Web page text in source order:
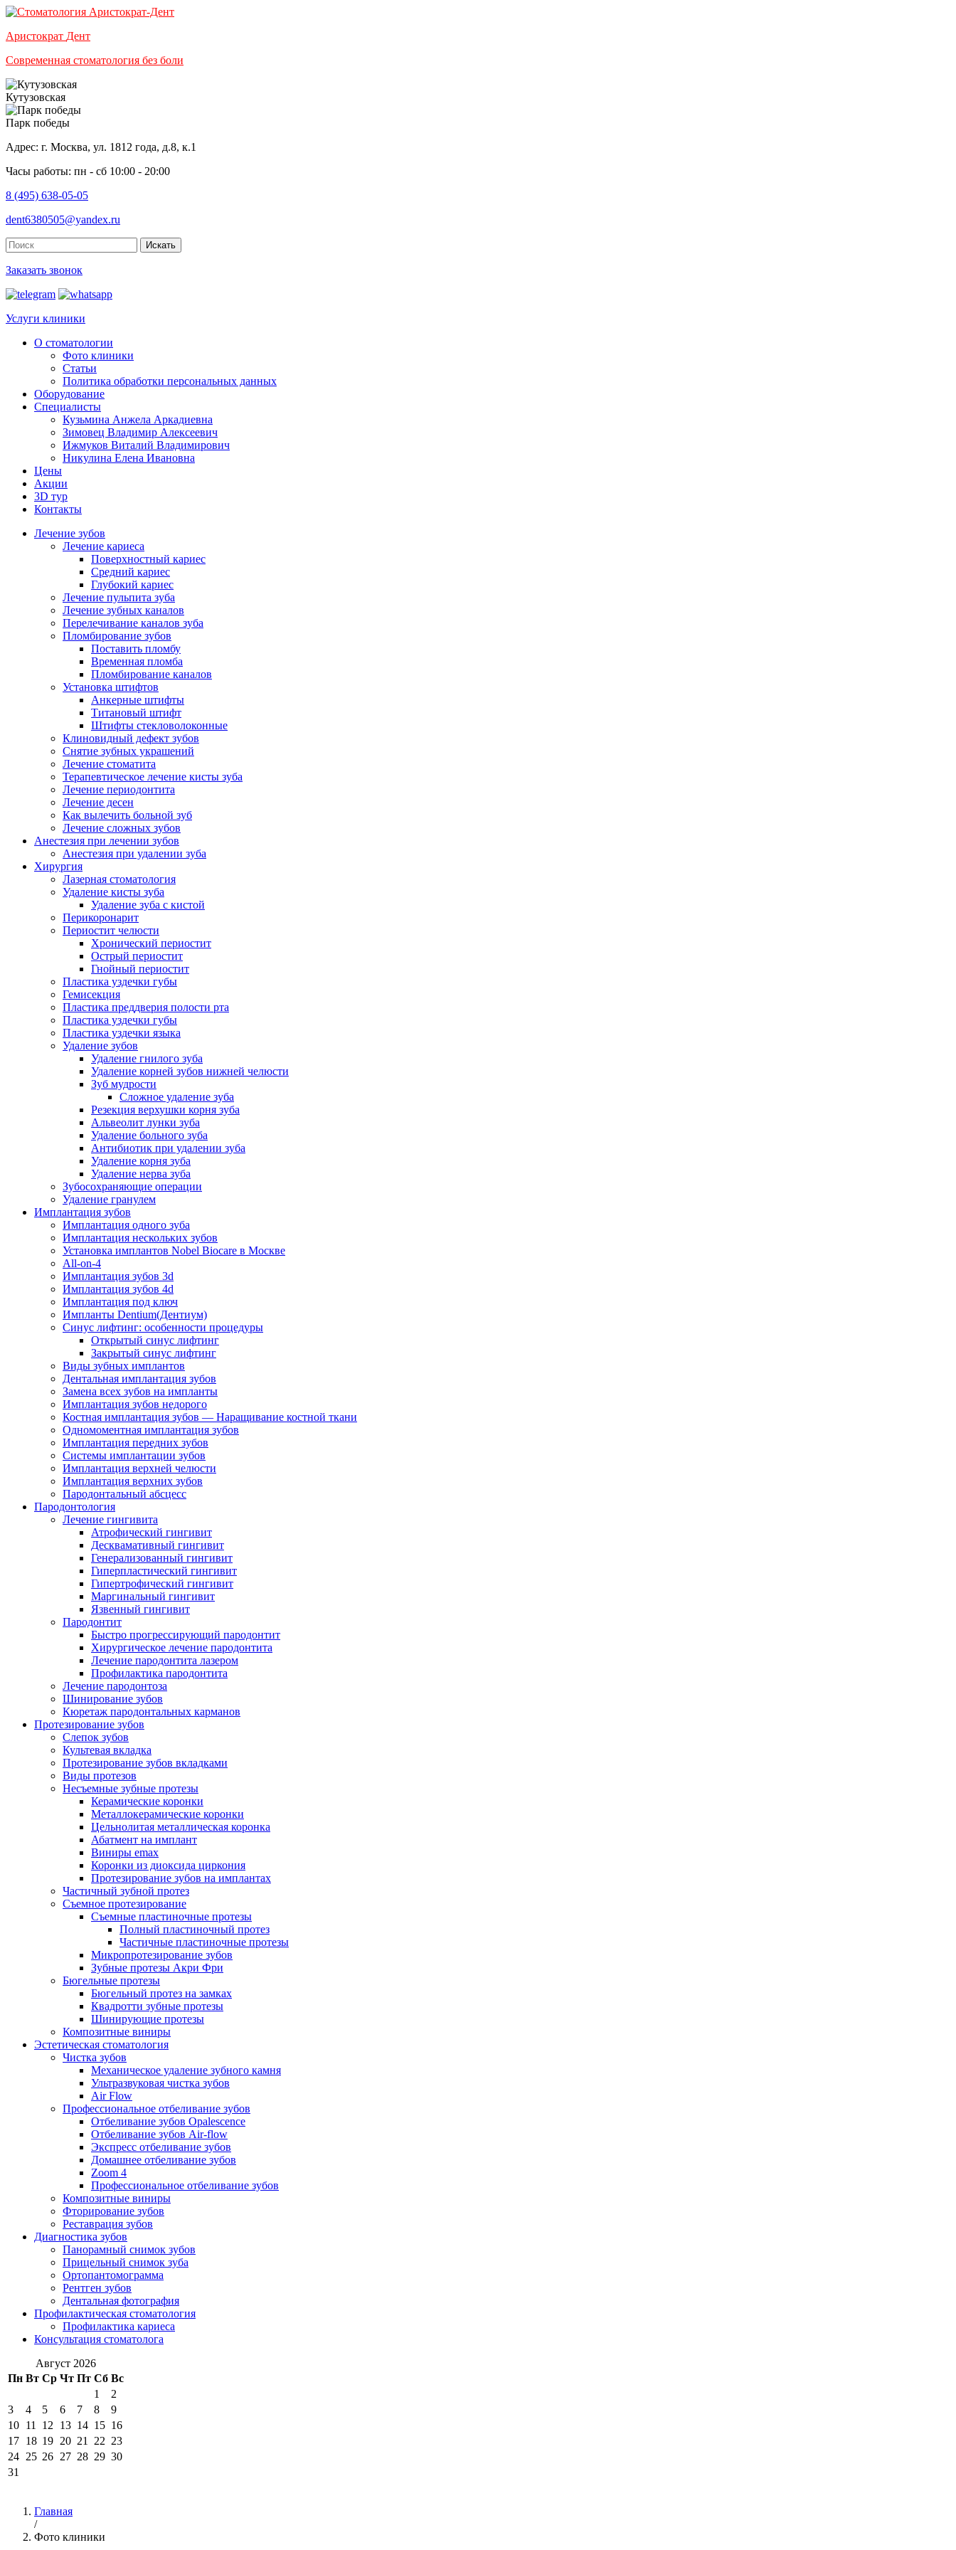
Аристократ Дент
Современная стоматология без боли
Кутузовская
Парк победы
Адрес: г. Москва, ул. 1812 года, д.8, к.1
Часы работы: пн - сб 10:00 - 20:00
8 (495) 638-05-05
dent6380505@yandex.ru
Искать
Заказать звонок
Услуги клиники
О стоматологии
Фото клиники
Статьи
Политика обработки персональных данных
Оборудование
Специалисты
Кузьмина Анжела Аркадиевна
Зимовец Владимир Алексеевич
Ижмуков Виталий Владимирович
Никулина Елена Ивановна
Цены
Акции
3D тур
Контакты
Лечение зубов
Лечение кариеса
Поверхностный кариес
Средний кариес
Глубокий кариес
Лечение пульпита зуба
Лечение зубных каналов
Перелечивание каналов зуба
Пломбирование зубов
Поставить пломбу
Временная пломба
Пломбирование каналов
Установка штифтов
Анкерные штифты
Титановый штифт
Штифты стекловолоконные
Клиновидный дефект зубов
Снятие зубных украшений
Лечение стоматита
Терапевтическое лечение кисты зуба
Лечение периодонтита
Лечение десен
Как вылечить больной зуб
Лечение сложных зубов
Анестезия при лечении зубов
Анестезия при удалении зуба
Хирургия
Лазерная стоматология
Удаление кисты зуба
Удаление зуба с кистой
Перикоронарит
Периостит челюсти
Хронический периостит
Острый периостит
Гнойный периостит
Пластика уздечки губы
Гемисекция
Пластика преддверия полости рта
Пластика уздечки губы
Пластика уздечки языка
Удаление зубов
Удаление гнилого зуба
Удаление корней зубов нижней челюсти
Зуб мудрости
Сложное удаление зуба
Резекция верхушки корня зуба
Альвеолит лунки зуба
Удаление больного зуба
Антибиотик при удалении зуба
Удаление корня зуба
Удаление нерва зуба
Зубосохраняющие операции
Удаление гранулем
Имплантация зубов
Имплантация одного зуба
Имплантация нескольких зубов
Установка имплантов Nobel Biocare в Москве
All-on-4
Имплантация зубов 3d
Имплантация зубов 4d
Имплантация под ключ
Импланты Dentium(Дентиум)
Cинус лифтинг: особенности процедуры
Открытый синус лифтинг
Закрытый синус лифтинг
Виды зубных имплантов
Дентальная имплантация зубов
Замена всех зубов на импланты
Имплантация зубов недорого
Костная имплантация зубов — Наращивание костной ткани
Одномоментная имплантация зубов
Имплантация передних зубов
Системы имплантации зубов
Имплантация верхней челюсти
Имплантация верхних зубов
Пародонтальный абсцесс
Пародонтология
Лечение гингивита
Атрофический гингивит
Десквамативный гингивит
Генерализованный гингивит
Гиперпластический гингивит
Гипертрофический гингивит
Маргинальный гингивит
Язвенный гингивит
Пародонтит
Быстро прогрессирующий пародонтит
Хирургическое лечение пародонтита
Лечение пародонтита лазером
Профилактика пародонтита
Лечение пародонтоза
Шинирование зубов
Кюретаж пародонтальных карманов
Протезирование зубов
Слепок зубов
Культевая вкладка
Протезирование зубов вкладками
Виды протезов
Несъемные зубные протезы
Керамические коронки
Металлокерамические коронки
Цельнолитая металлическая коронка
Абатмент на имплант
Виниры emax
Коронки из диоксида циркония
Протезирование зубов на имплантах
Частичный зубной протез
Съемное протезирование
Съемные пластиночные протезы
Полный пластиночный протез
Частичные пластиночные протезы
Микропротезирование зубов
Зубные протезы Акри Фри
Бюгельные протезы
Бюгельный протез на замках
Квадротти зубные протезы
Шинирующие протезы
Композитные виниры
Эстетическая стоматология
Чистка зубов
Механическое удаление зубного камня
Ультразвуковая чистка зубов
Air Flow
Профессиональное отбеливание зубов
Отбеливание зубов Opalescence
Отбеливание зубов Air-flow
Экспресс отбеливание зубов
Домашнее отбеливание зубов
Zoom 4
Профессиональное отбеливание зубов
Композитные виниры
Фторирование зубов
Реставрация зубов
Диагностика зубов
Панорамный снимок зубов
Прицельный снимок зуба
Ортопантомограмма
Рентген зубов
Дентальная фотография
Профилактическая стоматология
Профилактика кариеса
Консультация стоматолога
Август 2026
Пн Вт Ср Чт Пт Сб Вс
1
2
3
4 5 6 7 8
9
10 11 12 13 14 15 16
17 18 19 20 21 22 23
24 25 26 27 28 29 30
31
Главная
/
Фото клиники